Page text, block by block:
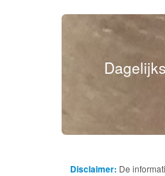
Disclaimer: De